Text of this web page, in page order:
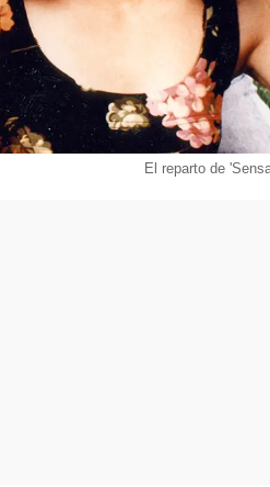
El reparto de